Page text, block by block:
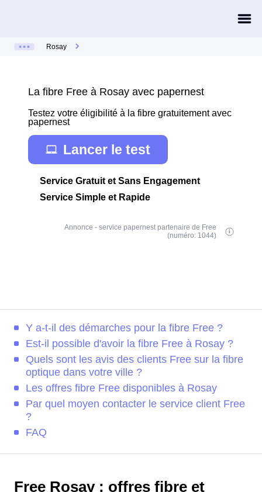
Rosay
La fibre Free à Rosay avec papernest
Testez votre éligibilité à la fibre gratuitement avec
papernest
Lancer le test
Service Gratuit et Sans Engagement
Service Simple et Rapide
Annonce - service papernest partenaire de Free
(numéro: 1044)
Y a-t-il des démarches pour la fibre Free ?
Est-il possible d'avoir la fibre Free à Rosay ?
Quels sont les avis des clients Free sur la fibre
optique dans votre ville ?
Les offres fibre Free disponibles à Rosay
Par quel moyen contacter le service client Free
?
FAQ
Free Rosay : offres fibre et